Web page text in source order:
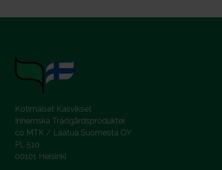
Kotimaiset Kasvikset
Inhemska Trädgårdsprodukter
co MTK / Laatua Suomesta OY
PL 510
00101 Helsinki